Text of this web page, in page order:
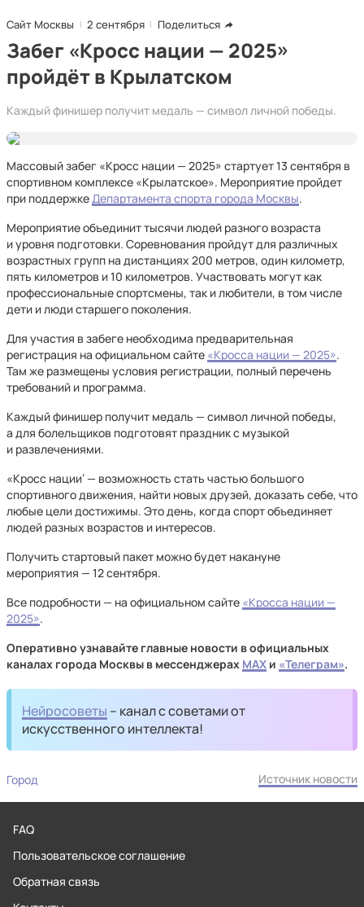
Сайт Москвы 2 сентября Поделиться
Забег «Кросс нации — 2025»
пройдёт в Крылатском
Каждый финишер получит медаль — символ личной победы.
Массовый забег «Кросс нации — 2025» стартует 13 сентября в
спортивном комплексе «Крылатское». Мероприятие пройдет
при поддержкеДепартамента спорта города Москвы.
Мероприятие объединит тысячи людей разного возраста
и уровня подготовки. Соревнования пройдут для различных
возрастных групп на дистанциях 200 метров, один километр,
пять километров и 10 километров. Участвовать могут как
профессиональные спортсмены, так и любители, в том числе
дети и люди старшего поколения.
Для участия в забеге необходима предварительная
регистрация на официальном сайте «Кросса нации — 2025».
Там же размещены условия регистрации, полный перечень
требований и программа.
Каждый финишер получит медаль — символ личной победы,
а для болельщиков подготовят праздник с музыкой
и развлечениями.
«Кросс нации‘ — возможность стать частью большого
спортивного движения, найти новых друзей, доказать себе, что
любые цели достижимы. Это день, когда спорт объединяет
людей разных возрастов и интересов.
Получить стартовый пакет можно будет накануне
мероприятия — 12 сентября.
Все подробности — на официальном сайте «Кросса нации —
2025».
Оперативно узнавайте главные новости в официальных
каналах города Москвы в мессенджерах MAX и «Телеграм».
Нейросоветы – канал с советами от
искусственного интеллекта!
Город Источник новости
FAQ
Пользовательское соглашение
Обратная связь